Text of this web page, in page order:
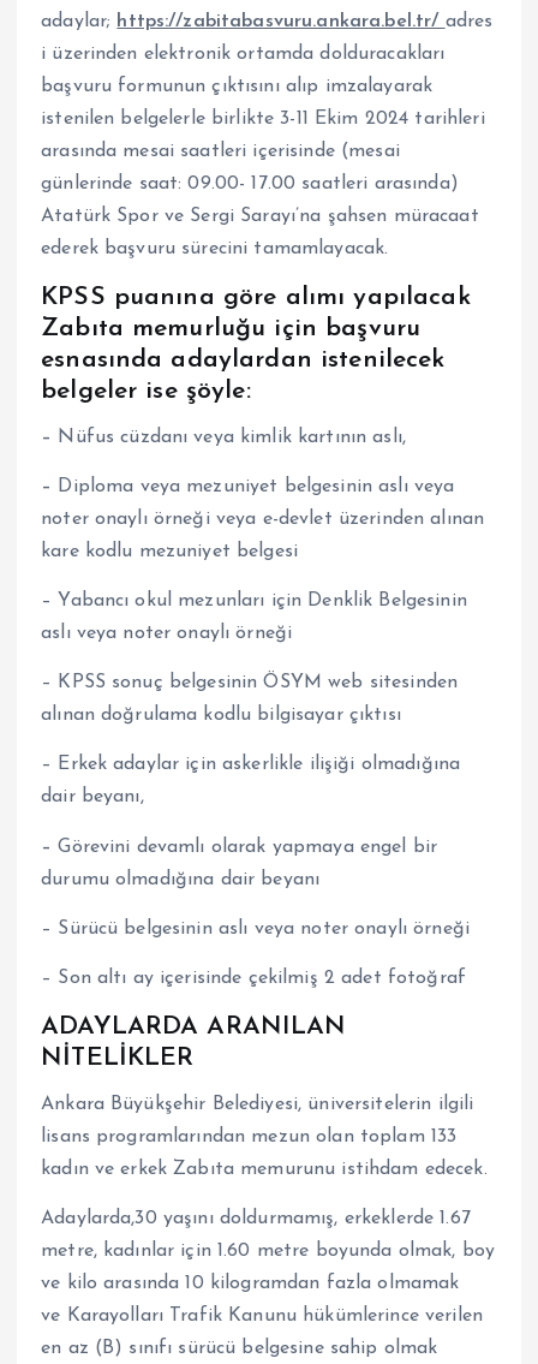
adaylar; https://zabitabasvuru.ankara.bel.tr/ adres
i üzerinden elektronik ortamda dolduracakları
başvuru formunun çıktısını alıp imzalayarak
istenilen belgelerle birlikte 3-11 Ekim 2024 tarihleri
arasında mesai saatleri içerisinde (mesai
günlerinde saat: 09.00- 17.00 saatleri arasında)
Atatürk Spor ve Sergi Sarayı’na şahsen müracaat
ederek başvuru sürecini tamamlayacak.
KPSS puanına göre alımı yapılacak
Zabıta memurluğu için başvuru
esnasında adaylardan istenilecek
belgeler ise şöyle:
– Nüfus cüzdanı veya kimlik kartının aslı,
– Diploma veya mezuniyet belgesinin aslı veya
noter onaylı örneği veya e-devlet üzerinden alınan
kare kodlu mezuniyet belgesi
– Yabancı okul mezunları için Denklik Belgesinin
aslı veya noter onaylı örneği
– KPSS sonuç belgesinin ÖSYM web sitesinden
alınan doğrulama kodlu bilgisayar çıktısı
– Erkek adaylar için askerlikle ilişiği olmadığına
dair beyanı,
– Görevini devamlı olarak yapmaya engel bir
durumu olmadığına dair beyanı
– Sürücü belgesinin aslı veya noter onaylı örneği
– Son altı ay içerisinde çekilmiş 2 adet fotoğraf
ADAYLARDA ARANILAN
NİTELİKLER
Ankara Büyükşehir Belediyesi, üniversitelerin ilgili
lisans programlarından mezun olan toplam 133
kadın ve erkek Zabıta memurunu istihdam edecek.
Adaylarda,30 yaşını doldurmamış, erkeklerde 1.67
metre, kadınlar için 1.60 metre boyunda olmak, boy
ve kilo arasında 10 kilogramdan fazla olmamak
ve Karayolları Trafik Kanunu hükümlerince verilen
en az (B) sınıfı sürücü belgesine sahip olmak